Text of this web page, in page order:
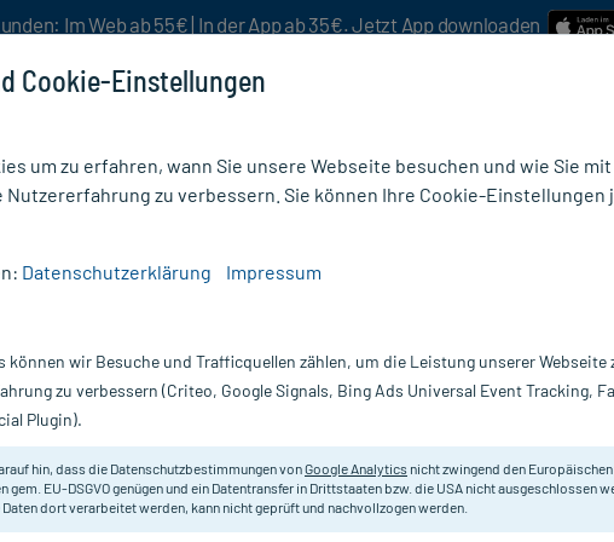
Im Web ab 55€ | In der App ab 35€. Jetzt App downloaden
Nur für kurze Zeit:Gratis-Versand* ab 19€ Mindestbestellwert!
Fluid LSF
medipharma cosmetics
Getöntes Fluid, das für einen ebenmäßigen
Cookie-Einstellungen
um zu erfahren, wann Sie unsere Webseite besuchen und wie Sie
Nutzererfahrung zu verbessern. Sie können Ihre Cookie-Einstellungen
Datenschutzerklärung Impressum
können wir Besuche und Trafficquellen zählen, um die Leistung unserer Webseite
zu verbessern (Criteo, Google Signals, Bing Ads Universal Event Tracking,
Plugin).
hin, dass die Datenschutzbestimmungen vonGoogle Analytics nicht zwingend den Europäischen
gem. EU-DSGVO genügen und ein Datentransfer in Drittstaaten bzw. die USA nicht ausgeschlossen
Daten dort verarbeitet werden, kann nicht geprüft und nachvollzogen werden.